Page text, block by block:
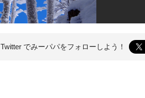
Twitter でみーパパをフォローしよう！